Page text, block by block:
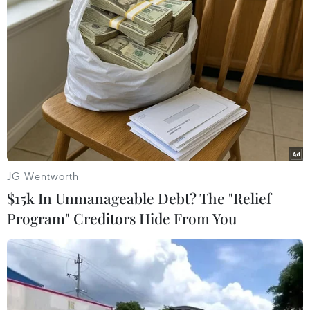
ổn định và lạc quan của dòng tiền nội.
(TTXVN/Vietnam+)
JG Wentworth
$15k In Unmanageable Debt? The "Relief
Program" Creditors Hide From You